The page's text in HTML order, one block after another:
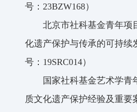
号：23BZW168）
北京市社科基金青年项
化遗产保护与传承的可持续
号： 19SRC014）
国家社科基金艺术学青
质文化遗产保护经验及重要